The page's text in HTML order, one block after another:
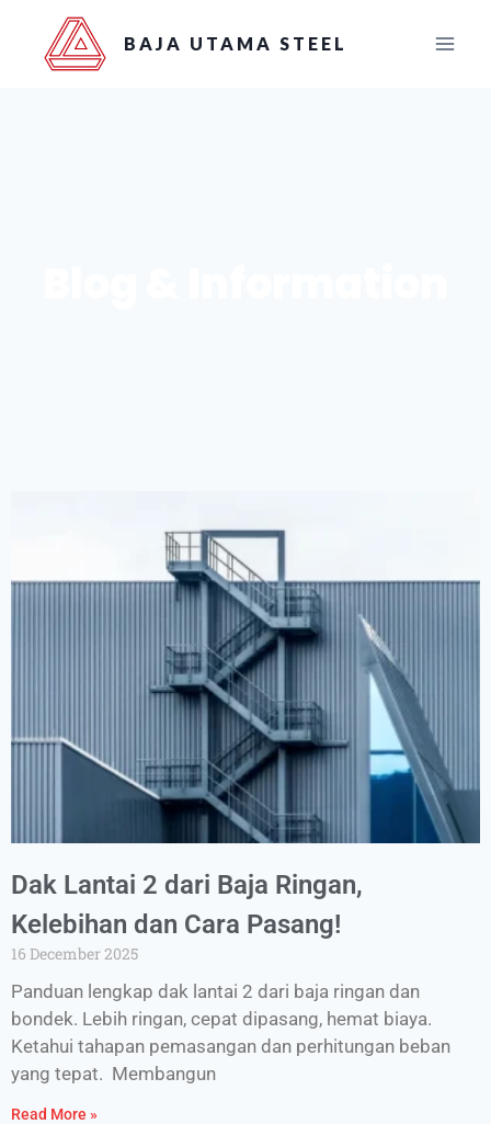
BAJA UTAMA STEEL
Dak Lantai 2 dari Baja Ringan,
Kelebihan dan Cara Pasang!
16 December 2025
Panduan lengkap dak lantai 2 dari baja ringan dan
bondek. Lebih ringan, cepat dipasang, hemat biaya.
Ketahui tahapan pemasangan dan perhitungan beban
yang tepat. Membangun
Read More »